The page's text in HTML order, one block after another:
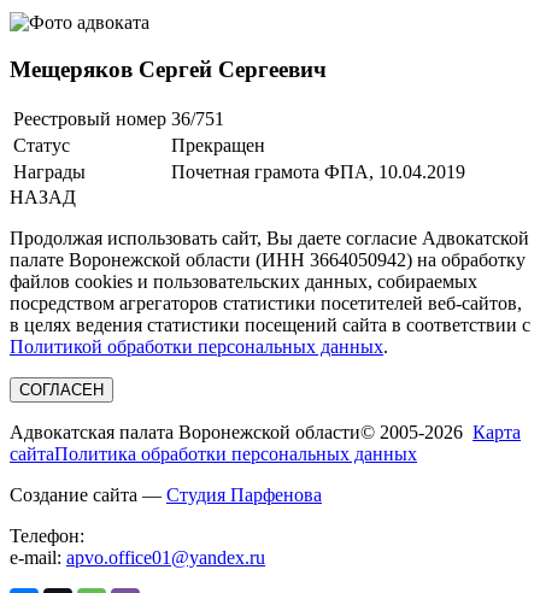
Мещеряков Сергей Сергеевич
Реестровый номер 36/751
Статус
Прекращен
Награды
Почетная грамота ФПА, 10.04.2019
НАЗАД
Продолжая использовать сайт, Вы даете согласие Адвокатской
палате Воронежской области (ИНН 3664050942) на обработку
файлов cookies и пользовательских данных, собираемых
посредством агрегаторов статистики посетителей веб-сайтов,
в целях ведения статистики посещений сайта в соответствии с
Политикой обработки персональных данных.
СОГЛАСЕН
Адвокатская палата Воронежской области© 2005-2026 Карта
сайтаПолитика обработки персональных данных
Создание сайта — Студия Парфенова
Телефон:
e-mail: apvo.office01@yandex.ru